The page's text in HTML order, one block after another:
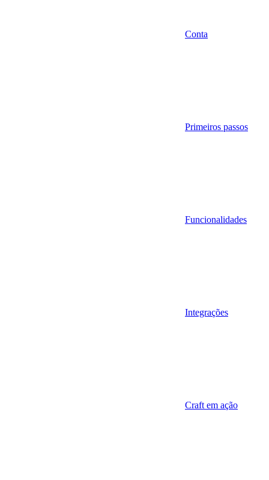
Conta
Primeiros passos
Funcionalidades
Integrações
Craft em ação